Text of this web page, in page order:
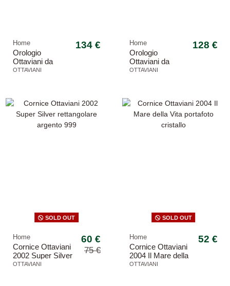
Home
Orologio
Ottaviani da
parete 29738 in
OTTAVIANI
134 € Home
Orologio
Ottaviani da
tavolo 29852 in
OTTAVIANI
128 €
-20%
SOLD OUT
Home
Cornice Ottaviani
2002 Super Silver
rettangolare
OTTAVIANI
60 €
75 €
SOLD OUT
Home
Cornice Ottaviani
2004 Il Mare della
Vita portafoto
OTTAVIANI
52 €